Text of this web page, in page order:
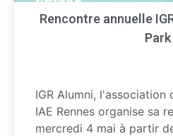
Rencontre annuelle
Park
IGR Alumni, l'association
IAE Rennes organise sa
mercredi 4 mai à partir